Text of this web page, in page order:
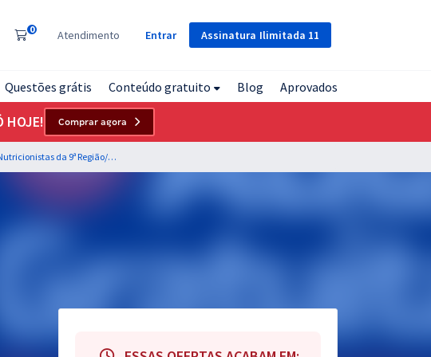
Assinatura Ilimitada 11
0 Atendimento Entrar
Questões grátis Conteúdo gratuito Blog Aprovados
Comprar agora
CRN 9 - Conselho Regional de Nutricionistas da 9ª Região/MG - Conhecimentos Básicos para os Cargos de Nível Fundamental (Pré-Edital)